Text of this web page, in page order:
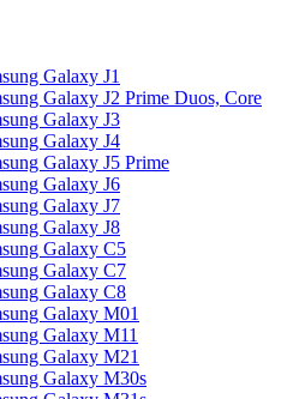
Galaxy J1
Galaxy J2 Prime Duos, Core
Galaxy J3
Galaxy J4
Galaxy J5 Prime
Galaxy J6
Galaxy J7
Galaxy J8
Galaxy C5
Galaxy C7
Galaxy C8
Galaxy M01
Galaxy M11
Galaxy M21
Galaxy M30s